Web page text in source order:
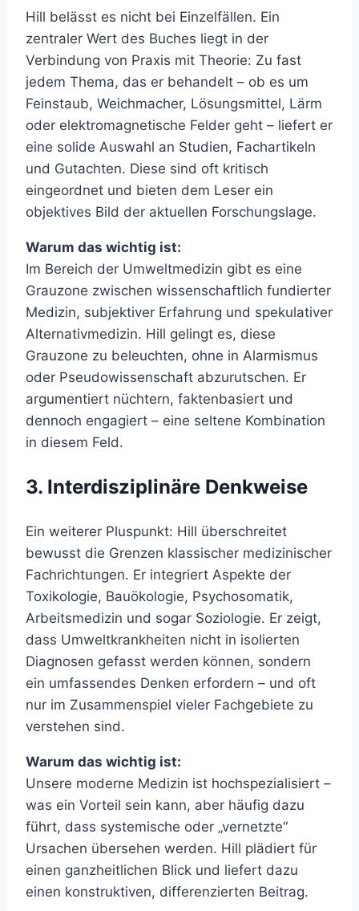
Hill belässt es nicht bei Einzelfällen. Ein
zentraler Wert des Buches liegt in der
Verbindung von Praxis mit Theorie: Zu fast
jedem Thema, das er behandelt – ob es um
Feinstaub, Weichmacher, Lösungsmittel, Lärm
oder elektromagnetische Felder geht – liefert er
eine solide Auswahl an Studien, Fachartikeln
und Gutachten. Diese sind oft kritisch
eingeordnet und bieten dem Leser ein
objektives Bild der aktuellen Forschungslage.
Warum das wichtig ist:
Im Bereich der Umweltmedizin gibt es eine
Grauzone zwischen wissenschaftlich fundierter
Medizin, subjektiver Erfahrung und spekulativer
Alternativmedizin. Hill gelingt es, diese
Grauzone zu beleuchten, ohne in Alarmismus
oder Pseudowissenschaft abzurutschen. Er
argumentiert nüchtern, faktenbasiert und
dennoch engagiert – eine seltene Kombination
in diesem Feld.
3. Interdisziplinäre Denkweise
Ein weiterer Pluspunkt: Hill überschreitet
bewusst die Grenzen klassischer medizinischer
Fachrichtungen. Er integriert Aspekte der
Toxikologie, Bauökologie, Psychosomatik,
Arbeitsmedizin und sogar Soziologie. Er zeigt,
dass Umweltkrankheiten nicht in isolierten
Diagnosen gefasst werden können, sondern
ein umfassendes Denken erfordern – und oft
nur im Zusammenspiel vieler Fachgebiete zu
verstehen sind.
Warum das wichtig ist:
Unsere moderne Medizin ist hochspezialisiert –
was ein Vorteil sein kann, aber häufig dazu
führt, dass systemische oder „vernetzte“
Ursachen übersehen werden. Hill plädiert für
einen ganzheitlichen Blick und liefert dazu
einen konstruktiven, differenzierten Beitrag.